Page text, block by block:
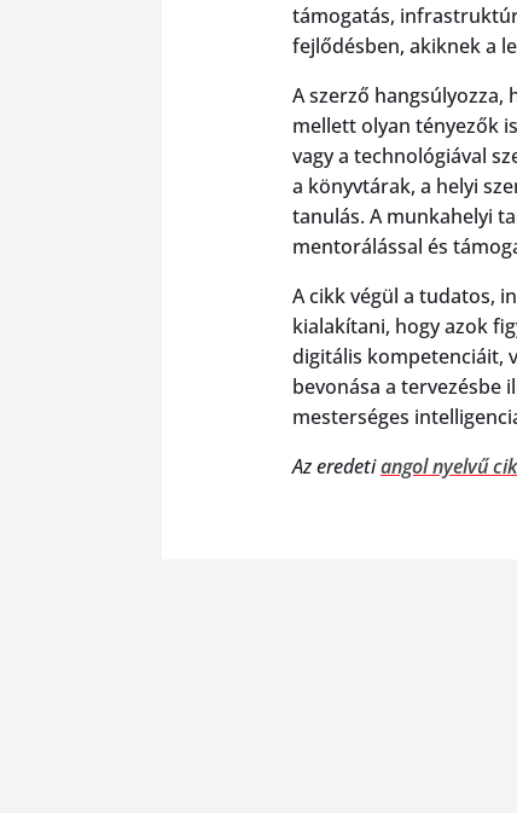
támogatás,
fejlődésben, akiknek a
A szerző hangsúlyozza,
mellett olyan tényezők
vagy a technológiával
a könyvtárak, a helyi
tanulás. A munkahelyi
mentorálással és
A cikk végül a tudatos,
kialakítani, hogy azok
digitális kompetenciáit,
bevonása a tervezésbe
mesterséges
Az eredetiangol nyelvű